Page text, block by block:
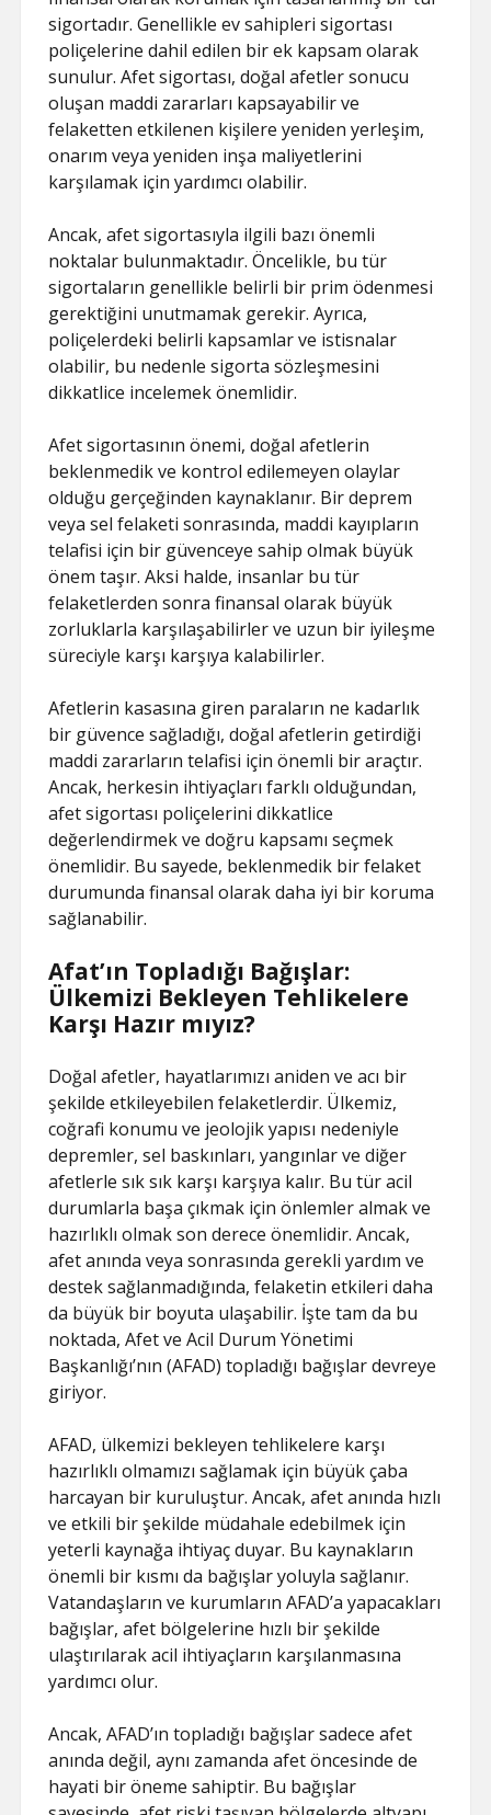
sigortadır. Genellikle ev sahipleri sigortası
poliçelerine dahil edilen bir ek kapsam olarak
sunulur. Afet sigortası, doğal afetler sonucu
oluşan maddi zararları kapsayabilir ve
felaketten etkilenen kişilere yeniden yerleşim,
onarım veya yeniden inşa maliyetlerini
karşılamak için yardımcı olabilir.
Ancak, afet sigortasıyla ilgili bazı önemli
noktalar bulunmaktadır. Öncelikle, bu tür
sigortaların genellikle belirli bir prim ödenmesi
gerektiğini unutmamak gerekir. Ayrıca,
poliçelerdeki belirli kapsamlar ve istisnalar
olabilir, bu nedenle sigorta sözleşmesini
dikkatlice incelemek önemlidir.
Afet sigortasının önemi, doğal afetlerin
beklenmedik ve kontrol edilemeyen olaylar
olduğu gerçeğinden kaynaklanır. Bir deprem
veya sel felaketi sonrasında, maddi kayıpların
telafisi için bir güvenceye sahip olmak büyük
önem taşır. Aksi halde, insanlar bu tür
felaketlerden sonra finansal olarak büyük
zorluklarla karşılaşabilirler ve uzun bir iyileşme
süreciyle karşı karşıya kalabilirler.
Afetlerin kasasına giren paraların ne kadarlık
bir güvence sağladığı, doğal afetlerin getirdiği
maddi zararların telafisi için önemli bir araçtır.
Ancak, herkesin ihtiyaçları farklı olduğundan,
afet sigortası poliçelerini dikkatlice
değerlendirmek ve doğru kapsamı seçmek
önemlidir. Bu sayede, beklenmedik bir felaket
durumunda finansal olarak daha iyi bir koruma
sağlanabilir.
Afat’ın Topladığı Bağışlar:
Ülkemizi Bekleyen Tehlikelere
Karşı Hazır mıyız?
Doğal afetler, hayatlarımızı aniden ve acı bir
şekilde etkileyebilen felaketlerdir. Ülkemiz,
coğrafi konumu ve jeolojik yapısı nedeniyle
depremler, sel baskınları, yangınlar ve diğer
afetlerle sık sık karşı karşıya kalır. Bu tür acil
durumlarla başa çıkmak için önlemler almak ve
hazırlıklı olmak son derece önemlidir. Ancak,
afet anında veya sonrasında gerekli yardım ve
destek sağlanmadığında, felaketin etkileri daha
da büyük bir boyuta ulaşabilir. İşte tam da bu
noktada, Afet ve Acil Durum Yönetimi
Başkanlığı’nın (AFAD) topladığı bağışlar devreye
giriyor.
AFAD, ülkemizi bekleyen tehlikelere karşı
hazırlıklı olmamızı sağlamak için büyük çaba
harcayan bir kuruluştur. Ancak, afet anında hızlı
ve etkili bir şekilde müdahale edebilmek için
yeterli kaynağa ihtiyaç duyar. Bu kaynakların
önemli bir kısmı da bağışlar yoluyla sağlanır.
Vatandaşların ve kurumların AFAD’a yapacakları
bağışlar, afet bölgelerine hızlı bir şekilde
ulaştırılarak acil ihtiyaçların karşılanmasına
yardımcı olur.
Ancak, AFAD’ın topladığı bağışlar sadece afet
anında değil, aynı zamanda afet öncesinde de
hayati bir öneme sahiptir. Bu bağışlar